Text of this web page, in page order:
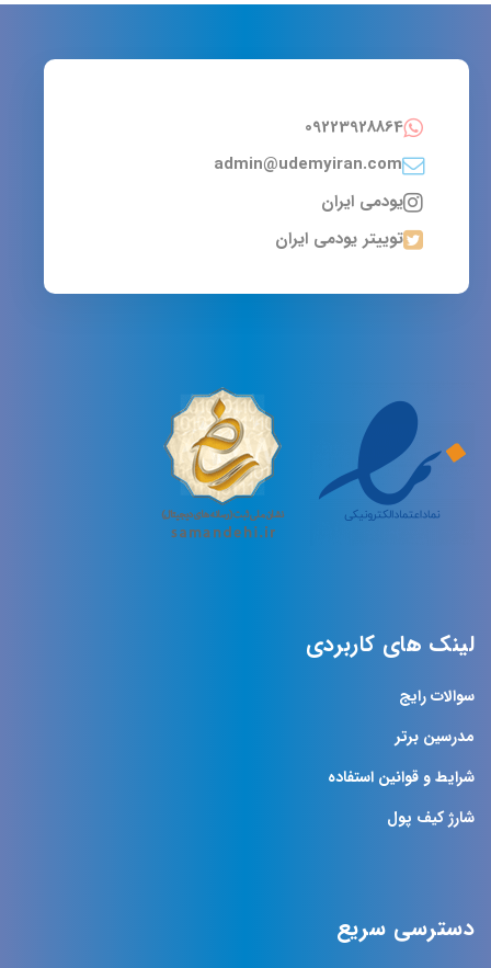
09223928864
admin@udemyiran.com
یودمی ایران
توییتر یودمی ایران
لینک های کاربردی
سوالات رایج
مدرسین برتر
شرایط و قوانین استفاده
شارژ کیف پول
دسترسی سریع